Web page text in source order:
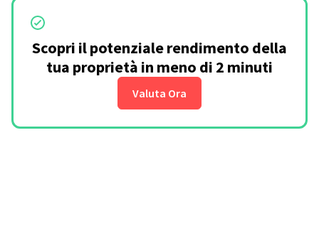
Scopri il potenziale rendimento della
tua proprietà in meno di 2 minuti
Valuta Ora